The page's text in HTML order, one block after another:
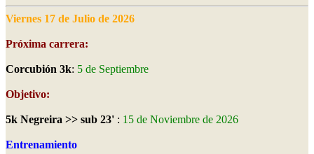
Viernes 17 de Julio de 2026
Próxima carrera:
Corcubión 3k: 5 de Septiembre
Objetivo:
5k Negreira >> sub 23' : 15 de Noviembre de 2026
Entrenamiento